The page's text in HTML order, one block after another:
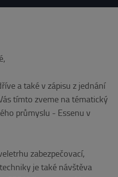
a také v zápisu z jednání
tímto zveme na tématický
průmyslu - Essenu v
zabezpečovací,
je také návštěva